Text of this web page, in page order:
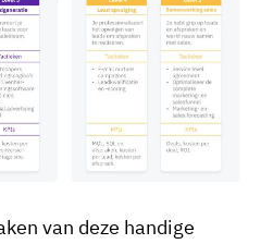
van deze handige